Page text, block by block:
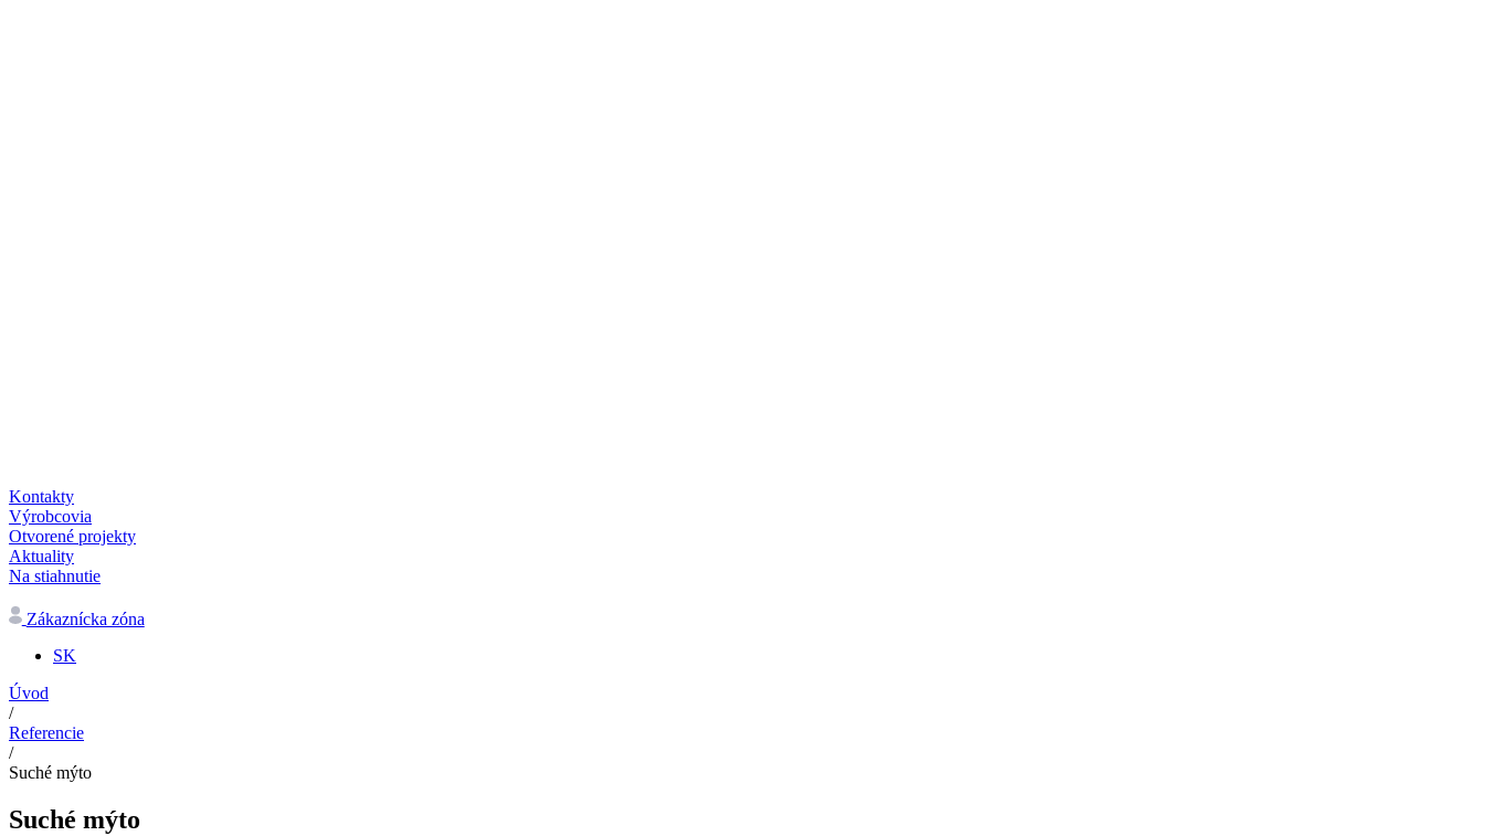
Kontakty
Výrobcovia
Otvorené projekty
Aktuality
Na stiahnutie
Zákaznícka zóna
SK
Úvod
/
Referencie
/
Suché mýto
Suché mýto